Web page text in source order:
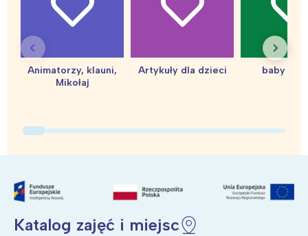
Animatorzy, klauni,
Mikołaj
Artykuły dla dzieci baby
Katalog zajęć i miejsc
Warszawa
Łódź
Poznań
Wrocław
Śląsk
Kraków
Północ
Wybieram